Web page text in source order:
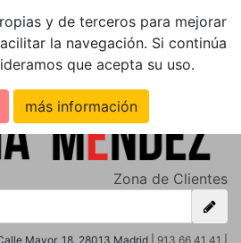
y de terceros para mejorar
la navegación. Si continúa
que acepta su uso.
más información
Zona de Clientes
Mayor, 18, 28013 Madrid | 913 66 41 41